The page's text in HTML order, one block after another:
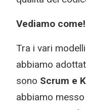
Vediamo come!
Tra i vari
abbiamo
sono Scrum e
abbiamo